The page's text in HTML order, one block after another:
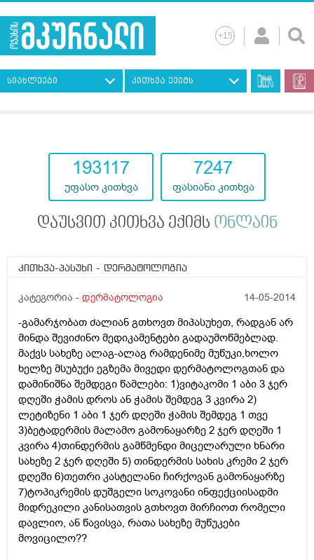
სიახლეები კითხვა ექიმს
193117
უფასო კითხვა
7247
ფასიანი კითხვა
დაუსვით კითხვა ექიმს ონლაინ
კითხვა-პასუხი - დერმატოლოგია
კატეგორია - დერმატოლოგია 14-05-2014
-გამარჯობათ ძალიან გთხოვთ მიპასუხეთ, რადგან არ
მინდა შევიძინო მედიკამენტები გადაუმოწმებლად.
მაქვს სახეზე ალაგ-ალაგ რამდენიმე მუწუკი,ხოლო
ხელზე მსუბუქი ეგზემა მივედი დერმატოლოგთან და
დამინიშნა შემდეგი წამლები: 1)ვიტაკომი 1 აბი 3 ჯერ
დღეში ჭამის დროს ან ჭამის შემდეგ 3 კვირა 2)
ლეტიზენი 1 აბი 1 ჯერ დღეში ჭამის შემდეგ 1 თვე
3)ბეტადერმის მალამო გამონაყარზე 2 ჯერ დღეში 1
კვირა 4)თინდერმის გამწმენდი მიცელარული ხნარი
სახეზე 2 ჯერ დღეში 5) თინდერმის სახის კრემი 2 ჯერ
დღეში 6)თეთრი კასტელანი ჩირქოვან გამონაყარზე
7)ტოპიკრემის დუშგელი სოკოვანი ინფექციისადმი
მიდრეკილი კანისათვის გთხოვთ მირჩიოთ რომელი
დავლიო, ან წავისვა, რათა სახეზე მუწუკები
მოვიცილო??